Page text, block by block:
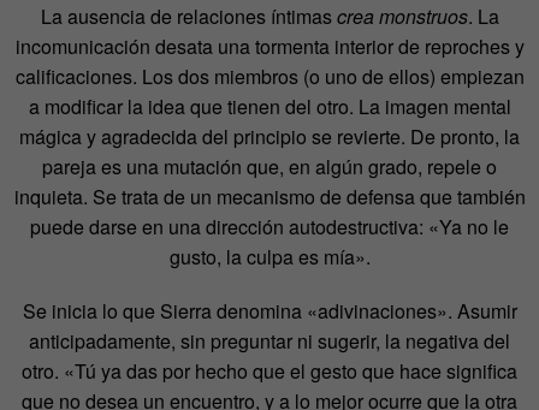
La ausencia de relaciones íntimascrea monstruos. La
incomunicación desata una tormenta interior de reproches y
calificaciones. Los dos miembros (o uno de ellos) empiezan
a modificar la idea que tienen del otro. La imagen mental
mágica y agradecida del principio se revierte. De pronto, la
pareja es una mutación que, en algún grado, repele o
inquieta. Se trata de un mecanismo de defensa que también
puede darse en una dirección autodestructiva: «Ya no le
gusto, la culpa es mía».
Se inicia lo que Sierra denomina «adivinaciones». Asumir
anticipadamente, sin preguntar ni sugerir, la negativa del
otro. «Tú ya das por hecho que el gesto que hace significa
que no desea un encuentro, y a lo mejor ocurre que la otra